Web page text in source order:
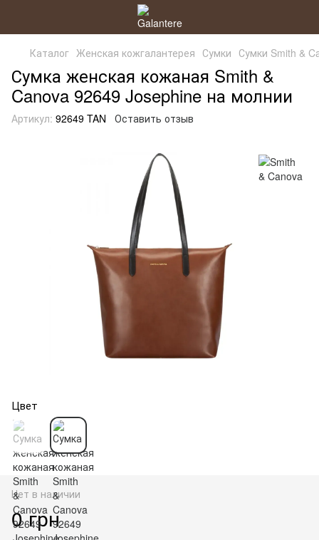
Каталог Женская кожгалантерея Сумки Сумки Smith &
Сумка женская кожаная Smith &
Canova 92649 Josephine на молнии
Артикул: 92649 TAN Оставить отзыв
Цвет
Нет в наличии
0 грн